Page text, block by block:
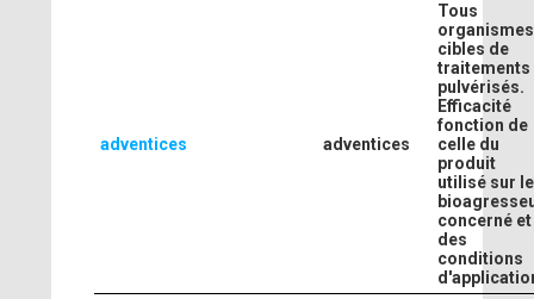
adventices adventices
Tous
organismes
cibles de
traitements
pulvérisés.
Efficacité
fonction de
celle du
produit
utilisé sur le
concerné et
des
conditions